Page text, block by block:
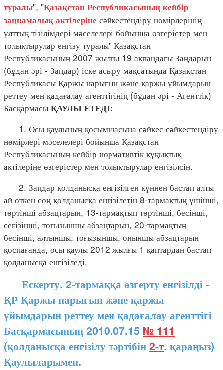
туралы", "Қазақстан Республикасының кейбір
заңнамалық актілеріне сәйкестендіру нөмірлерінің
ұлттық тізілімдері мәселелері бойынша өзгерістер мен
толықтырулар енгізу туралы" Қазақстан
Республикасының 2007 жылғы 19 ақпандағы Заңдарын
(бұдан әрі - Заңдар) іске асыру мақсатында Қазақстан
Республикасы Қаржы нарығын және қаржы ұйымдарын
реттеу мен қадағалау агенттігінің (бұдан әрі - Агенттік)
Басқармасы ҚАУЛЫ ЕТЕДІ:
1. Осы қаулының қосымшасына сәйкес сәйкестендіру
нөмірлері мәселелері бойынша Қазақстан
Республикасының кейбір нормативтік құқықтық
актілеріне өзгерістер мен толықтырулар енгізілсін.
2. Заңдар қолданысқа енгізілген күннен бастап алты
ай өткен соң қолданысқа енгізілетін 8-тармақтың үшінші,
төртінші абзацтарын, 13-тармақтың төртінші, бесінші,
сегізінші, тоғызыншы абзацтарын, 20-тармақтың
бесінші, алтыншы, тоғызыншы, оныншы абзацтарын
қоспағанда, осы қаулы 2012 жылғы 1 қаңтардан бастап
қолданысқа енгізіледі.
Ескерту. 2-тармаққа өзгерту енгізілді -
ҚР Қаржы нарығын және қаржы
ұйымдарын реттеу мен қадағалау агенттігі
Басқармасының 2010.07.15 № 111
(қолданысқа енгізілу тәртібін2-т. қараңыз)
Қаулыларымен.